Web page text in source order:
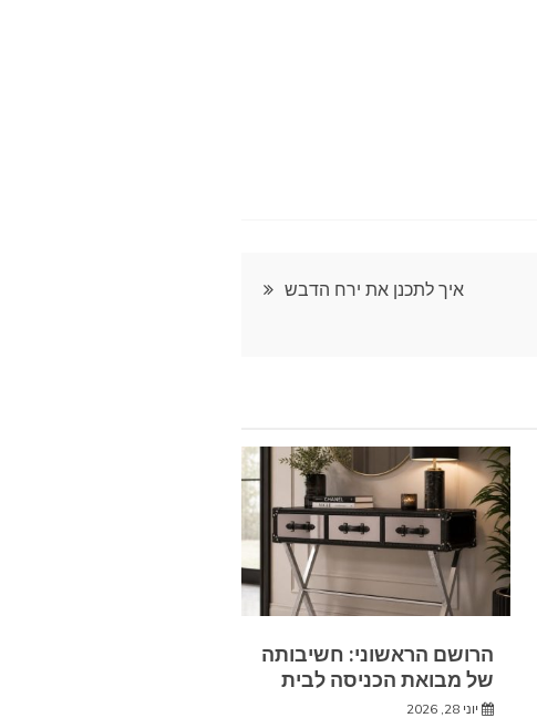
איך לתכנן את ירח הדבש
הרושם הראשוני: חשיבותה
של מבואת הכניסה לבית
יוני 28, 2026